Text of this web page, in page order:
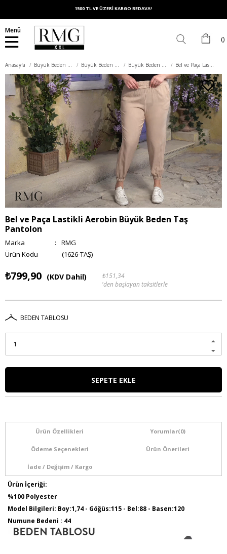
1500 TL VE ÜZERİ KARGO BEDAVA!
Menü
Anasayfa Büyük Beden Alt Giyim Büyük Beden Pantolon Büyük Beden Kumaş Pantolon Bel ve Paça Lastikli Aerobin Büyük Beden Taş Pantolon
Bel ve Paça Lastikli Aerobin Büyük Beden Taş
Pantolon
Marka :
RMG
(1626-TAŞ)
₺799,90 (KDV Dahil)
₺151,34
'den başlayan taksitlerle
BEDEN TABLOSU
Ürün Özellikleri Yorumlar(0)
Ödeme Seçenekleri Ürün Önerileri
İade / Değişim / Kargo
Ürün İçeriği:
%100 Polyester
Model Bilgileri: Boy:1,74 - Göğüs:115 - Bel:88 - Basen:120
Numune Bedeni : 44